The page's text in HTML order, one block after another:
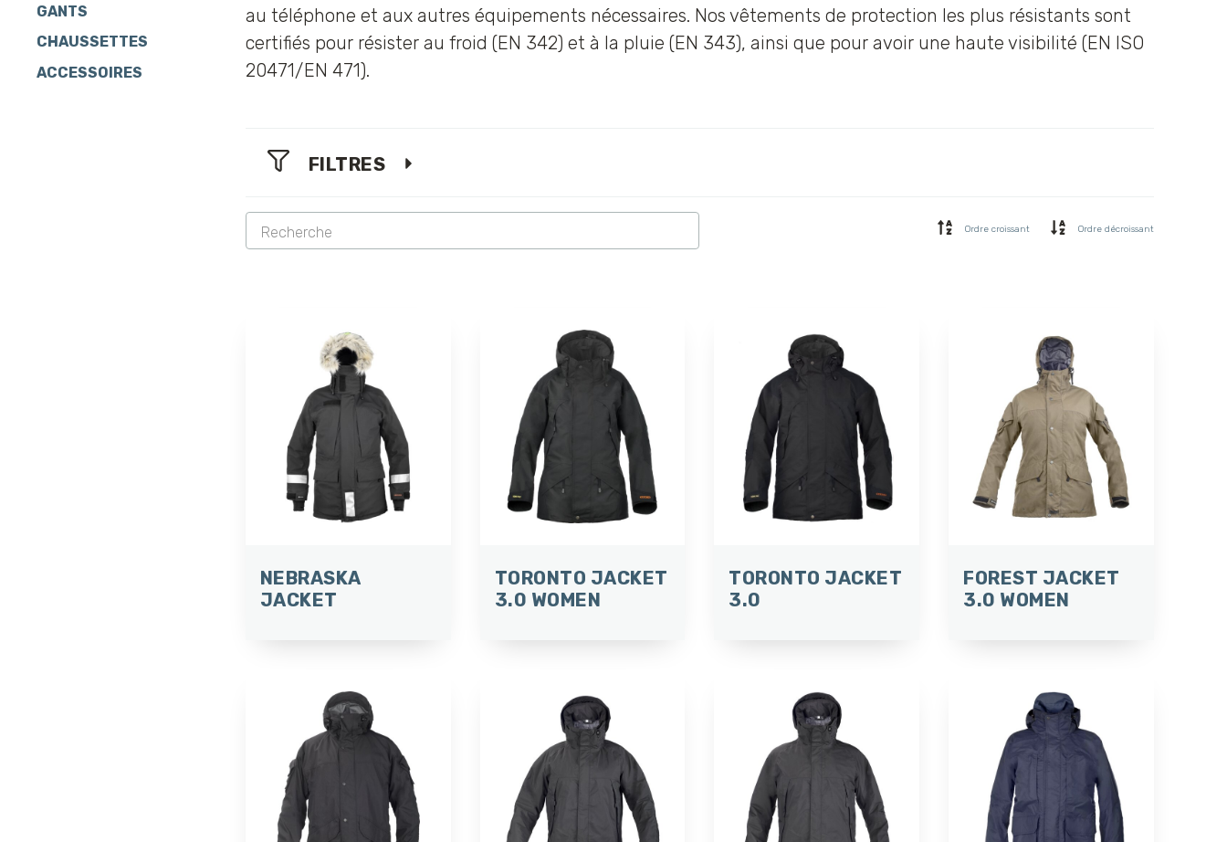
GANTS
CHAUSSETTES
ACCESSOIRES
au téléphone et aux autres équipements nécessaires. Nos vêtements de protection les plus résistants sont
certifiés pour résister au froid (EN 342) et à la pluie (EN 343), ainsi que pour avoir une haute visibilité (EN ISO
20471/EN 471).
FILTRES
Ordre croissant Ordre décroissant
NEBRASKA
JACKET
TORONTO JACKET
3.0 WOMEN
TORONTO JACKET
3.0
FOREST JACKET
3.0 WOMEN